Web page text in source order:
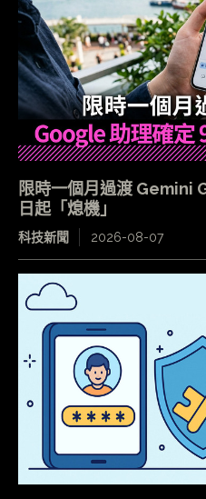
限時一個月過渡 Gemini
日起「熄機」
科技新聞 2026-08-07